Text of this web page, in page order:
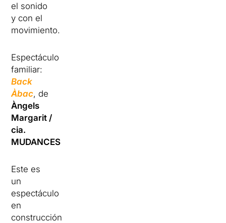
el sonido
y con el
movimiento.
Espectáculo
familiar:
Back
Àbac, de
Àngels
Margarit /
cia.
MUDANCES
Este es
un
espectáculo
en
construcción